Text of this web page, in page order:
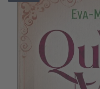
Produktbilder
zum
Buch